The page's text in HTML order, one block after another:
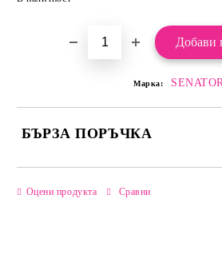
Марка:
БЪРЗА ПОРЪЧКА
Оцени продукта Сравни